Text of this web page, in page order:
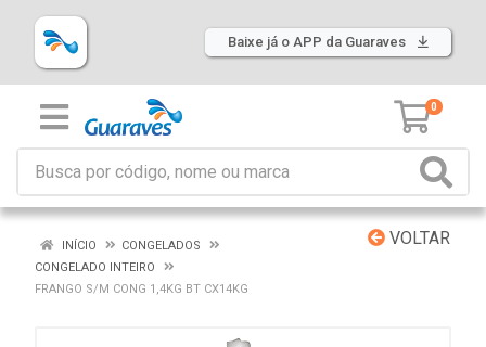
Baixe já o APP da Guaraves
0
VOLTAR
INÍCIO
CONGELADOS
CONGELADO INTEIRO
FRANGO S/M CONG 1,4KG BT CX14KG